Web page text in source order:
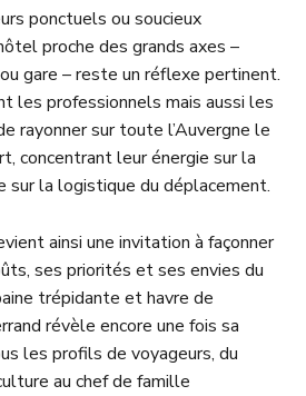
ponctuels ou soucieux
proche des grands axes –
gare – reste un réflexe pertinent.
les professionnels mais aussi les
rayonner sur toute l’Auvergne le
concentrant leur énergie sur la
la logistique du déplacement.
ainsi une invitation à façonner
ses priorités et ses envies du
trépidante et havre de
révèle encore une fois sa
les profils de voyageurs, du
au chef de famille